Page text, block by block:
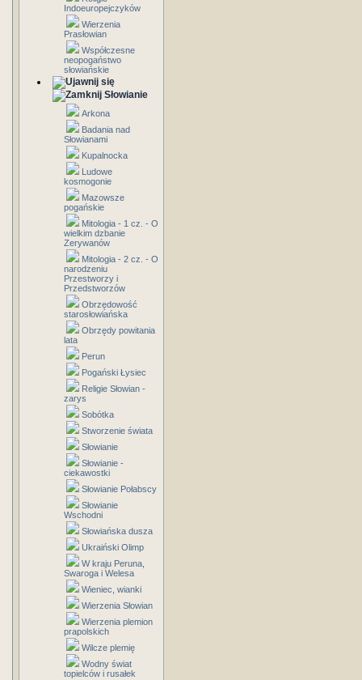
Indoeuropejczyków
Wierzenia
Prasłowian
Współczesne
neopogaństwo
słowiańskie
Słowianie
Arkona
Badania nad
Słowianami
Kupalnocka
Ludowe
kosmogonie
Mazowsze
pogańskie
Mitologia - 1 cz. - O
wielkim dzbanie
Zerywanów
Mitologia - 2 cz. - O
narodzeniu
Przestworzy i
Przedstworzów
Obrzędowość
starosłowiańska
Obrzędy powitania
lata
Perun
Pogański Łysiec
Religie Słowian -
zarys
Sobótka
Stworzenie świata
Słowianie
Słowianie -
ciekawostki
Słowianie Połabscy
Słowianie
Wschodni
Słowiańska dusza
Ukraiński Olimp
W kraju Peruna,
Swaroga i Welesa
Wieniec, wianki
Wierzenia Słowian
Wierzenia plemion
prapolskich
Wilcze plemię
Wodny świat
topielców i rusałek